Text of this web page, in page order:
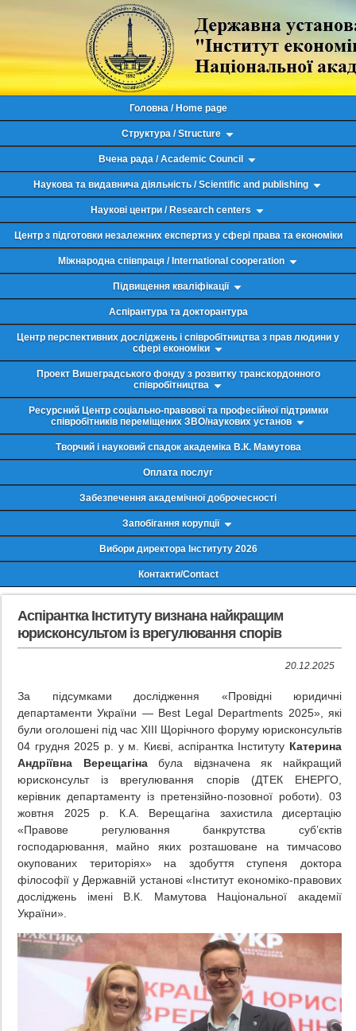
Головна / Home page
Структура / Structure
Вчена рада / Academic Council
Наукова та видавнича діяльність / Scientific and publishing
Наукові центри / Research centers
Центр з підготовки незалежних експертиз у сфері права та економіки
Міжнародна співпраця / International cooperation
Підвищення кваліфікації
Аспірантура та докторантура
Центр перспективних досліджень і співробітництва з прав людини у
сфері економіки
Проект Вишеградського фонду з розвитку транскордонного
співробітництва
Ресурсний Центр соціально-правової та професійної підтримки
співробітників переміщених ЗВО/наукових установ
Творчий і науковий спадок академіка В.К. Мамутова
Оплата послуг
Забезпечення академічної доброчесності
Запобігання корупції
Вибори директора Інституту 2026
Контакти/Contact
Аспірантка Інституту визнана найкращим
юрисконсультом із врегулювання спорів
20.12.2025
За підсумками дослідження «Провідні юридичні
департаменти України — Best Legal Departments 2025», які
були оголошені під час ХIII Щорічного форуму юрисконсультів
04 грудня 2025 р. у м. Києві, аспірантка Інституту Катерина
Андріївна Верещагінабула відзначена як найкращий
юрисконсульт із врегулювання спорів (ДТЕК ЕНЕРГО,
керівник департаменту із претензійно-позовної роботи). 03
жовтня 2025 р. К.А. Верещагіна захистила дисертацію
«Правове регулювання банкрутства суб’єктів
господарювання, майно яких розташоване на тимчасово
окупованих територіях» на здобуття ступеня доктора
філософії у Державній установі «Інститут економіко-правових
досліджень імені В.К. Мамутова Національної академії
України».